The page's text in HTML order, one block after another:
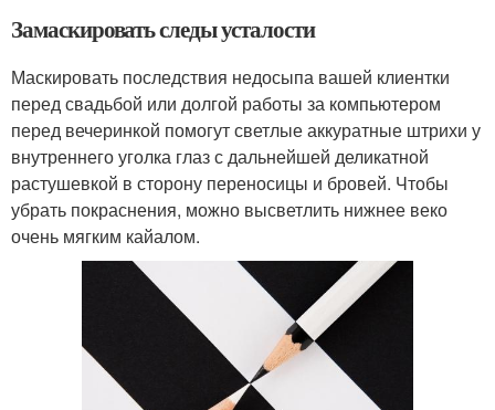
Замаскировать следы усталости
Маскировать последствия недосыпа вашей клиентки
перед свадьбой или долгой работы за компьютером
перед вечеринкой помогут светлые аккуратные штрихи у
внутреннего уголка глаз с дальнейшей деликатной
растушевкой в сторону переносицы и бровей. Чтобы
убрать покраснения, можно высветлить нижнее веко
очень мягким кайалом.